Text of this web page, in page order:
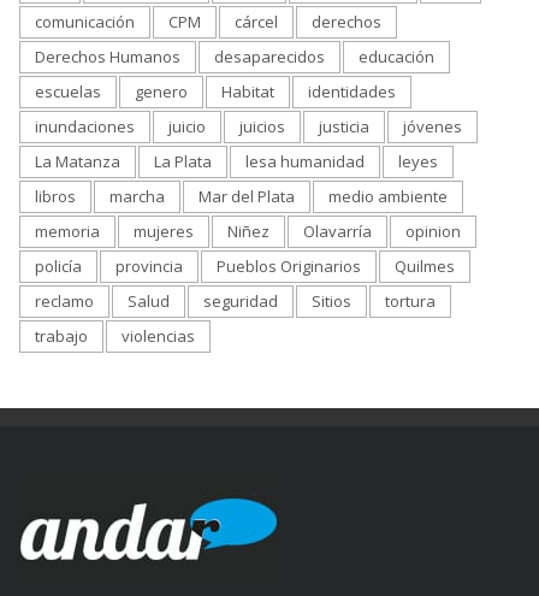
comunicación
CPM cárcel
derechos
Derechos Humanos
desaparecidos
educación
escuelas
genero Habitat
identidades
inundaciones
juicio juicios justicia
jóvenes
La Matanza
La Plata lesa humanidad
leyes
libros
marcha Mar del Plata
medio ambiente
memoria
mujeres Niñez Olavarría
opinion
policía
provincia Pueblos Originarios
Quilmes
reclamo
Salud seguridad Sitios
tortura
trabajo
violencias